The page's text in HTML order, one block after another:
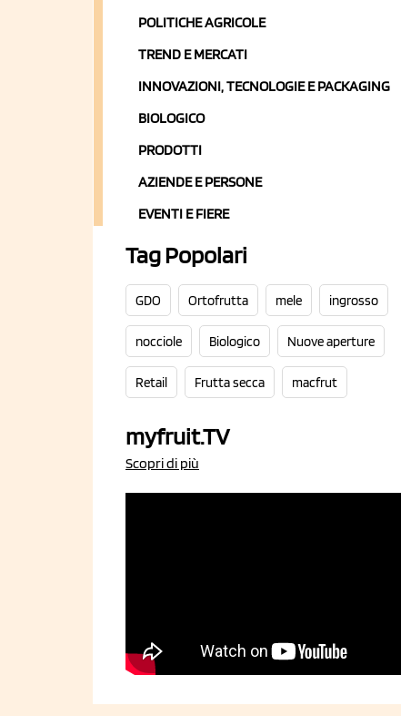
POLITICHE AGRICOLE
TREND E MERCATI
INNOVAZIONI, TECNOLOGIE E PACKAGING
BIOLOGICO
PRODOTTI
AZIENDE E PERSONE
EVENTI E FIERE
Tag Popolari
GDO Ortofrutta mele ingrosso
nocciole Biologico Nuove aperture
Retail Frutta secca macfrut
myfruit.TV
Scopri di più